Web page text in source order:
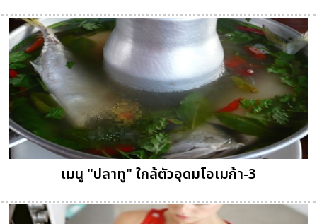
เมนู "ปลาทู" ใกล้ตัวอุดมโอเมก้า-3